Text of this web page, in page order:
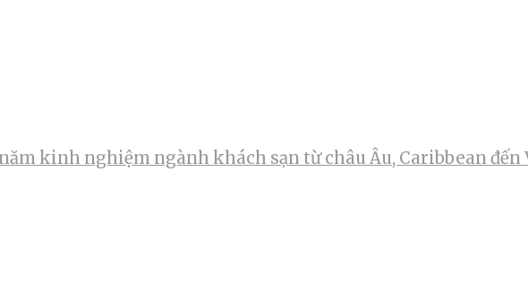
kinh nghiệm ngành khách sạn từ châu Âu, Caribbean đến